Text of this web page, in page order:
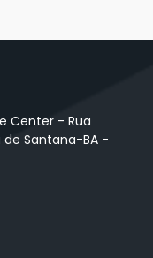
Center - Rua
de Santana-BA -